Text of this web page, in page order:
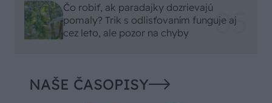
Čo robiť, ak paradajky dozrievajú
pomaly? Trik s odlisťovaním funguje aj
cez leto, ale pozor na chyby
NAŠE ČASOPISY